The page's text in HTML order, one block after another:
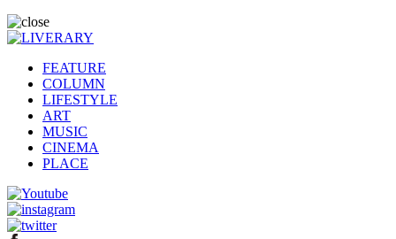
FEATURE
COLUMN
LIFESTYLE
ART
MUSIC
CINEMA
PLACE